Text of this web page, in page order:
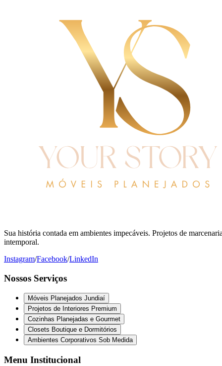
Sua história contada em ambientes impecáveis. Projetos de
intemporal.
Instagram/Facebook/LinkedIn
Nossos Serviços
Móveis Planejados Jundiaí
Projetos de Interiores Premium
Cozinhas Planejadas e Gourmet
Closets Boutique e Dormitórios
Ambientes Corporativos Sob Medida
Menu Institucional